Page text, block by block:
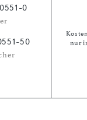
0
50
nur